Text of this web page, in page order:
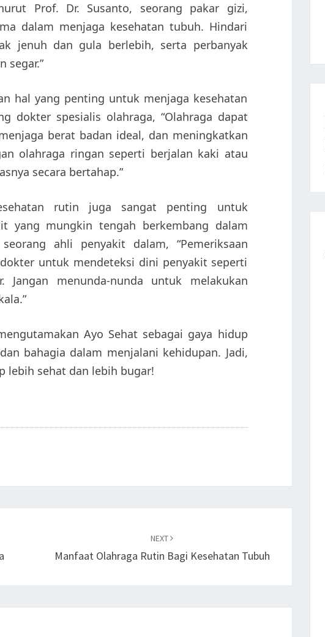
Prof. Dr. Susanto, seorang pakar gizi,
dalam menjaga kesehatan tubuh. Hindari
jenuh dan gula berlebih, serta perbanyak
segar.”
hal yang penting untuk menjaga kesehatan
dokter spesialis olahraga, “Olahraga dapat
berat badan ideal, dan meningkatkan
olahraga ringan seperti berjalan kaki atau
secara bertahap.”
rutin juga sangat penting untuk
yang mungkin tengah berkembang dalam
ahli penyakit dalam, “Pemeriksaan
untuk mendeteksi dini penyakit seperti
Jangan menunda-nunda untuk melakukan
Ayo Sehat sebagai gaya hidup
bahagia dalam menjalani kehidupan. Jadi,
lebih sehat dan lebih bugar!
NEXT
Manfaat Olahraga Rutin Bagi Kesehatan Tubuh